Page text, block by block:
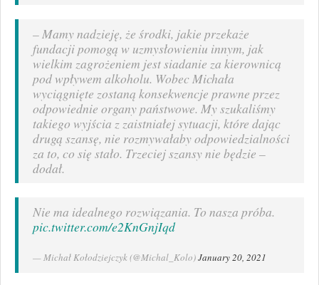
–Mamy nadzieję, że środki, jakie przekaże
fundacji pomogą w uzmysłowieniu innym, jak
wielkim zagrożeniem jest siadanie za kierownicą
pod wpływem alkoholu. Wobec Michała
wyciągnięte zostaną konsekwencje prawne przez
odpowiednie organy państwowe. My szukaliśmy
takiego wyjścia z zaistniałej sytuacji, które dając
drugą szansę, nie rozmywałaby odpowiedzialności
za to, co się stało. Trzeciej szansy nie będzie –
dodał.
Nie ma idealnego rozwiązania. To nasza próba.
pic.twitter.com/e2KnGnjIqd
— Michał Kołodziejczyk (@Michal_Kolo)January 20, 2021